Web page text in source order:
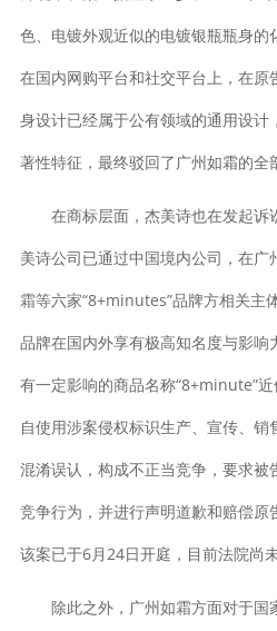
色、电镀外观近似的电镀银瓶瓶身
在国内网购平台和社交平台上，在
身设计已经属于公有领域的通用设计
著性特征，最终驳回了广州如霜的全
在商标层面，杰美诗也在发起诉
美诗公司已通过中国境内公司，在
霜等六家“8+minutes”品牌方相关主
品牌在国内外享有极高知名度与影
有一定影响的商品名称“8+minute”
自使用涉案侵权标识生产、宣传、
混淆误认，构成不正当竞争，要求被
竞争行为，并进行声明道歉和赔偿原
该案已于6月24日开庭，目前法院尚
除此之外，广州如霜方面对于国